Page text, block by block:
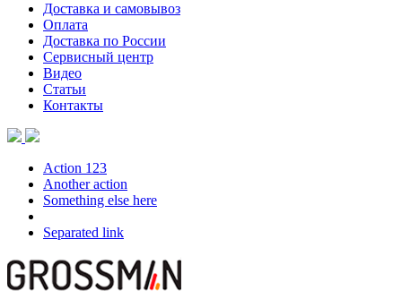
Доставка и самовывоз
Оплата
Доставка по России
Сервисный центр
Видео
Статьи
Контакты
Action 123
Another action
Something else here
Separated link